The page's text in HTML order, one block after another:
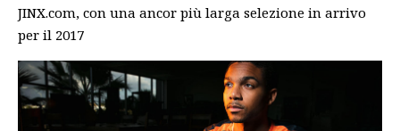
JINX.com, con una ancor più larga selezione in arrivo
per il 2017